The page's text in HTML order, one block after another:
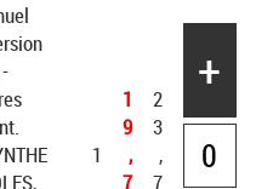
1
1
9
,
7
2
3
,
7
+